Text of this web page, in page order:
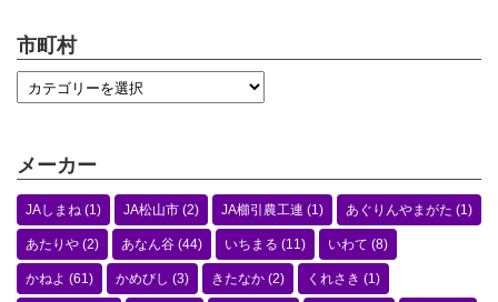
市町村
メーカー
JAしまね (1) JA松山市 (2) JA櫛引農工連 (1) あぐりんやまがた (1)
あたりや (2) あなん谷 (44) いちまる (11) いわて (8)
かねよ (61) かめびし (3) きたなか (2) くれさき (1)